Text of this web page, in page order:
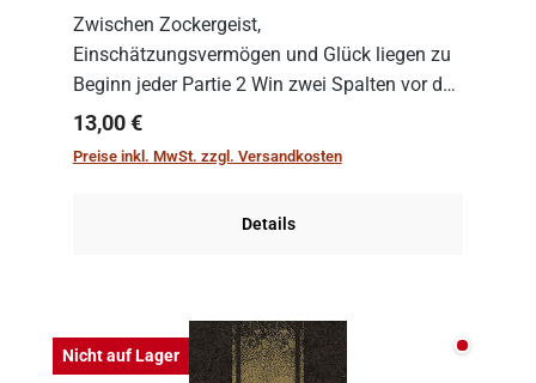
Zwischen Zockergeist,
Einschätzungsvermögen und Glück liegen zu
Beginn jeder Partie 2 Win zwei Spalten vor den
Spielenden aus, die es in die Höhe zu treiben
gilt. Doch das geht natürlich nur, solange man
Regulärer Preis:
13,00 €
Preise inkl. MwSt. zzgl. Versandkosten
Details
Nicht auf Lager Nicht